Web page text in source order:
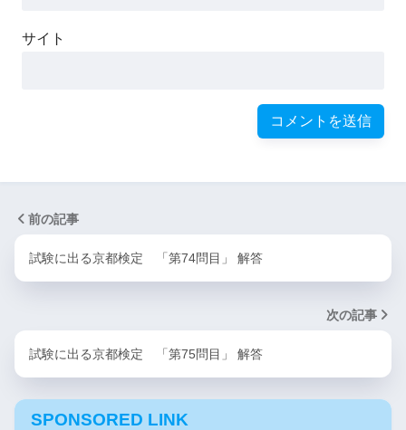
サイト
前の記事
試験に出る京都検定 「第74問目」 解答
次の記事
試験に出る京都検定 「第75問目」 解答
SPONSORED LINK